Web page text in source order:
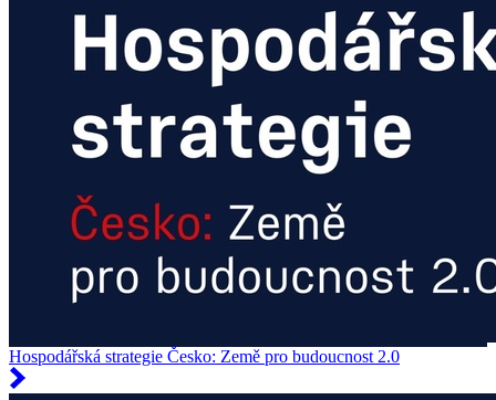
Hospodářská strategie Česko: Země pro budoucnost 2.0